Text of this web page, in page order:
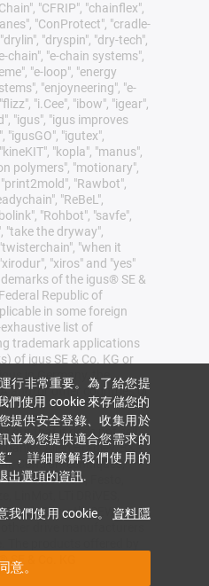
"CFRIP", "chainflex",
"ConProtect", "cradle-
"dryspin", "dry-tech",
chain", "e-chain systems",
"e-loop", "energy
"enjoyneering", "e-
"i.Cee", "ibow", "igear",
"igus", "igus improves
"igusGO", "igutex",
"kopla", "manus",
polymers", "motionary",
"Rawbot",
"ReBeL",
"Rohbot", "savfe",
"take the dryway",
"when it
"xiros" and "yes"
of the igus® SE &
Republic of
in some foreign
list of
trademark applications
of igus SE & Co. KG or
in Germany, the
and/or other countries or
out that it does not sell
Allen Bradley, B&R,
Control Techniques,
FANUC, Festo,
Rexroth, SEW,
drive manufacturers
& Co. KG
行非常重要。為了給您提
們使用 cookie 來存儲您的
提供安全登錄、收集用於
並為您提供適合您需求的
“ ，詳細瞭解我們使用的
出選項的資訊.
我們使用 cookie。 資料隱
意。